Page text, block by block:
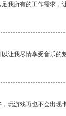
我所有的工作需求，
让我尽情享受音乐的魅
玩游戏再也不会出现